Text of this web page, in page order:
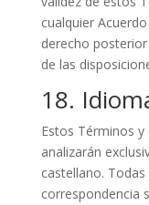
cualquier
derecho
de las
18.
Estos Términos
analizarán
castellano.
correspondencia